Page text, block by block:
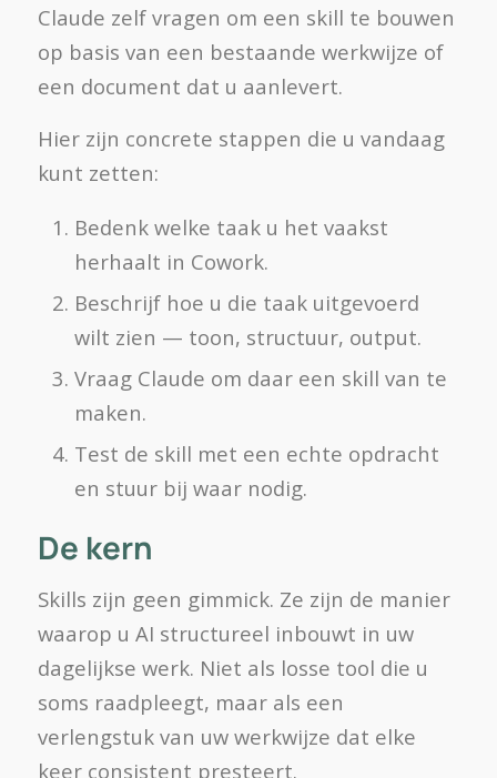
Claude zelf vragen om een skill te bouwen
op basis van een bestaande werkwijze of
een document dat u aanlevert.
Hier zijn concrete stappen die u vandaag
kunt zetten:
Bedenk welke taak u het vaakst
herhaalt in Cowork.
Beschrijf hoe u die taak uitgevoerd
wilt zien — toon, structuur, output.
Vraag Claude om daar een skill van te
maken.
Test de skill met een echte opdracht
en stuur bij waar nodig.
De kern
Skills zijn geen gimmick. Ze zijn de manier
waarop u AI structureel inbouwt in uw
dagelijkse werk. Niet als losse tool die u
soms raadpleegt, maar als een
verlengstuk van uw werkwijze dat elke
keer consistent presteert.